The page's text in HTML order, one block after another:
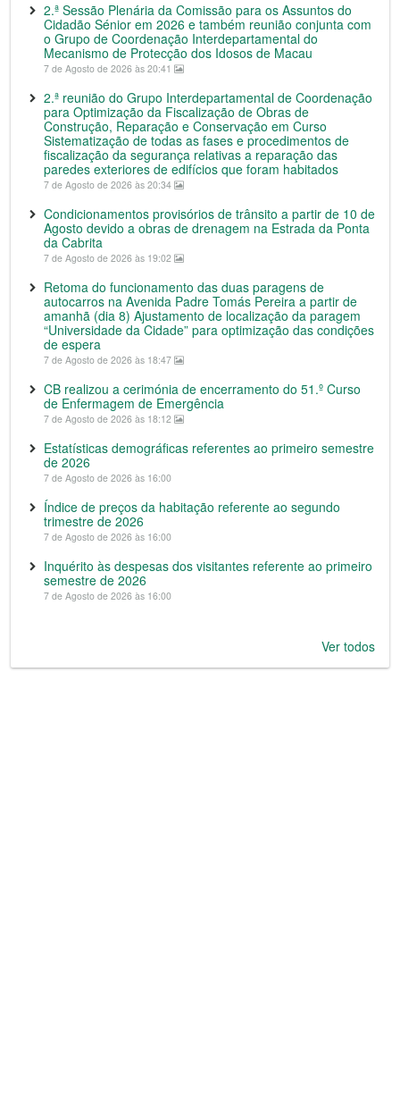
2.ª Sessão Plenária da Comissão para os Assuntos do
Cidadão Sénior em 2026 e também reunião conjunta com
o Grupo de Coordenação Interdepartamental do
Mecanismo de Protecção dos Idosos de Macau
7 de Agosto de 2026 às 20:41
2.ª reunião do Grupo Interdepartamental de Coordenação
para Optimização da Fiscalização de Obras de
Construção, Reparação e Conservação em Curso
Sistematização de todas as fases e procedimentos de
fiscalização da segurança relativas a reparação das
paredes exteriores de edifícios que foram habitados
7 de Agosto de 2026 às 20:34
Condicionamentos provisórios de trânsito a partir de 10 de
Agosto devido a obras de drenagem na Estrada da Ponta
da Cabrita
7 de Agosto de 2026 às 19:02
Retoma do funcionamento das duas paragens de
autocarros na Avenida Padre Tomás Pereira a partir de
amanhã (dia 8) Ajustamento de localização da paragem
“Universidade da Cidade” para optimização das condições
de espera
7 de Agosto de 2026 às 18:47
CB realizou a cerimónia de encerramento do 51.º Curso
de Enfermagem de Emergência
7 de Agosto de 2026 às 18:12
Estatísticas demográficas referentes ao primeiro semestre
de 2026
7 de Agosto de 2026 às 16:00
Índice de preços da habitação referente ao segundo
trimestre de 2026
7 de Agosto de 2026 às 16:00
Inquérito às despesas dos visitantes referente ao primeiro
semestre de 2026
7 de Agosto de 2026 às 16:00
Ver todos